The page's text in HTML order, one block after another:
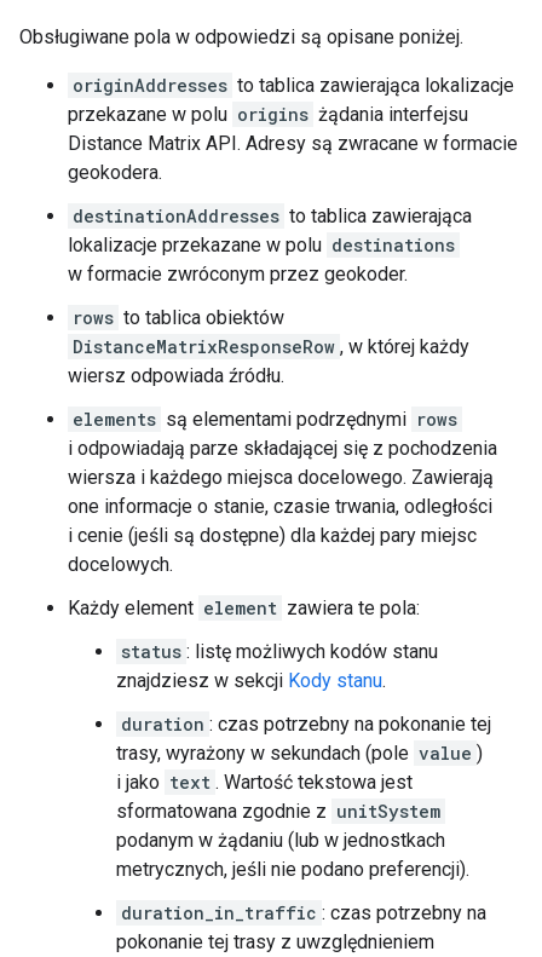
Obsługiwane pola w odpowiedzi są opisane poniżej.
originAddresses to tablica zawierająca lokalizacje
przekazane w polu origins żądania interfejsu
Distance Matrix API. Adresy są zwracane w formacie
geokodera.
destinationAddresses to tablica zawierająca
lokalizacje przekazane w polu destinations
w formacie zwróconym przez geokoder.
rows to tablica obiektów
DistanceMatrixResponseRow , w której każdy
wiersz odpowiada źródłu.
elements są elementami podrzędnymi rows
i odpowiadają parze składającej się z pochodzenia
wiersza i każdego miejsca docelowego. Zawierają
one informacje o stanie, czasie trwania, odległości
i cenie (jeśli są dostępne) dla każdej pary miejsc
docelowych.
Każdy element element zawiera te pola:
status : listę możliwych kodów stanu
znajdziesz w sekcji Kody stanu.
duration : czas potrzebny na pokonanie tej
trasy, wyrażony w sekundach (pole value )
i jako text . Wartość tekstowa jest
sformatowana zgodnie z unitSystem
podanym w żądaniu (lub w jednostkach
metrycznych, jeśli nie podano preferencji).
duration_in_traffic : czas potrzebny na
pokonanie tej trasy z uwzględnieniem